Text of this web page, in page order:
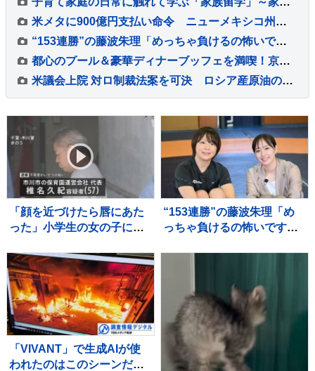
米メタに900億円支払い命令 ニューメキシコ州の裁判所 利用時間の制限も要求
“153連勝”の藤波朱理「めっちゃ負けるの怖いです」 フォール負け寸前から掴んだ栄光と、石川佳純に語った本音【バース・デイ】
都心のプール＆豪華ディナーブッフェを満喫！京王プラザホテル『スカイプールプラン』スタイリッシュな夏の体験レポート
米議会上院 対ロ制裁法案を可決 ロシア産原油の輸入上位国に最大100％の関税
「顔を近づけたら唇にあた
った」小学生の女の子にわ
会社代表の男を逮捕 千
葉・市川市
“153連勝”の藤波朱理「め
っちゃ負けるの怖いです」
「VIVANT」で生成AIが使
われたのはこのシーンだ！